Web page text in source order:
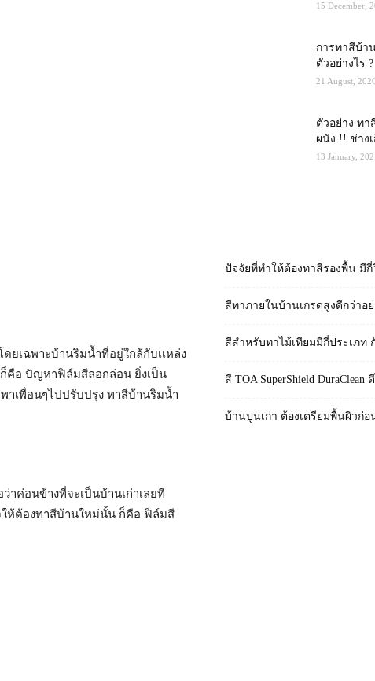
ยเฉพาะบ้านริมน้ำที่อยู่ใกล้กับเเหล่ง
คือ ปัญหาฟิล์มสีลอกล่อน ยิ่งเป็น
าเพื่อนๆไปปรับปรุง ทาสีบ้านริมน้ำ
าค่อนข้างที่จะเป็นบ้านเก่าเลยที
ให้ต้องทาสีบ้านใหม่นั้น ก็คือ ฟิล์มสี
15 December,
การทาสีบ้า
ตัวอย่างไร ?
21 August, 2020
ตัวอย่าง ทา
ผนัง !! ช่าง
13 January,
ปัจจัยที่ทำให้ต้องทาสีรองพื้น มีกี่
สีทาภายในบ้านเกรดสูงดีกว่าอย่
สีสำหรับทาไม้เทียมมีกี่ประเภท
สี TOA SuperShield DuraClean
บ้านปูนเก่า ต้องเตรียมพื้นผิวก่อ